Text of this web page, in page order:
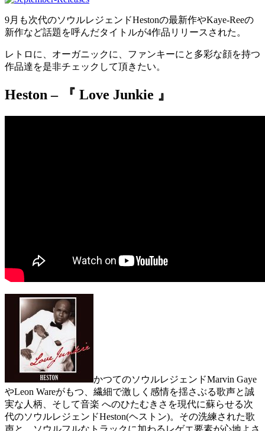
9月も次代のソウルレジェンドHestonの最新作やKaye-Reeの
新作など話題を呼んだタイトルが4作品リリースされた。
レトロに、オーガニックに、ファンキーにと多彩な顔を持つ
作品達を是非チェックして頂きたい。
Heston – 『 Love Junkie 』
かつてのソウルレジェンドMarvin Gaye
やLeon Wareがもつ、繊細で激しく感情を揺さぶる歌声と誠
実な人柄、そして音楽 へのひたむきさを現代に蘇らせる次
代のソウルレジェンドHeston(ヘストン)。その洗練された歌
声と、ソウルフルなトラックに加わるレゲエ要素が心地よさ